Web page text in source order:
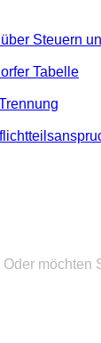
Steuern
Tabelle